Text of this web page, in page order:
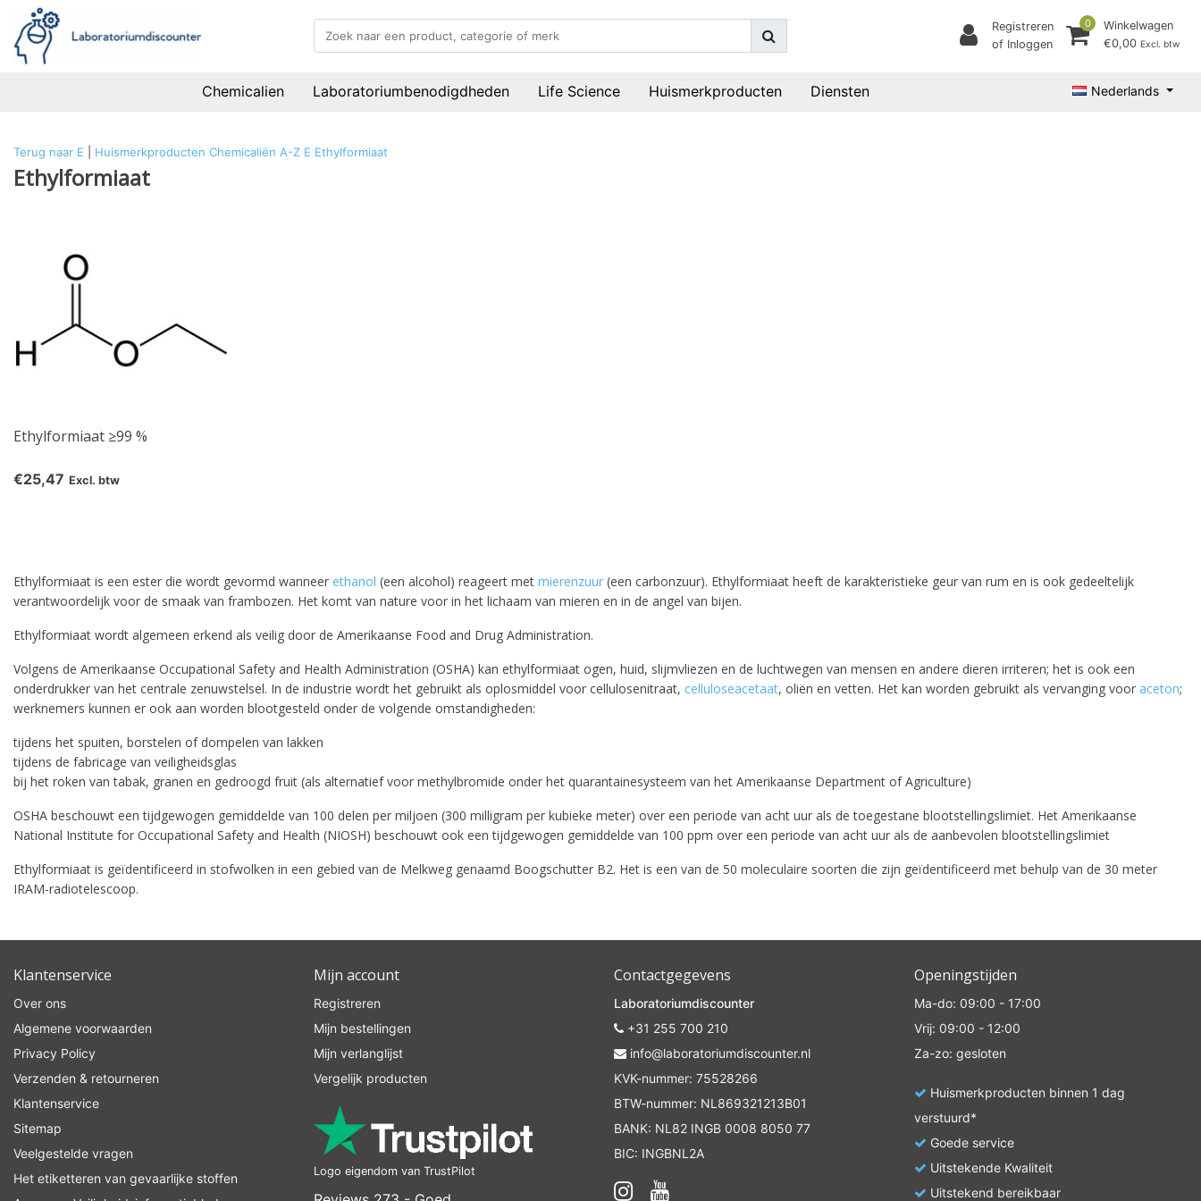
Registreren
of Inloggen
0
Winkelwagen
€0,00 Excl. btw
Chemicalien Laboratoriumbenodigdheden Life Science Huismerkproducten Diensten Nederlands
Terug naar E Huismerkproducten Chemicaliën A-Z E Ethylformiaat
Ethylformiaat
Ethylformiaat ≥99 %
€25,47 Excl. btw
Ethylformiaat is een ester die wordt gevormd wanneer ethanol (een alcohol) reageert met mierenzuur (een carbonzuur). Ethylformiaat heeft de karakteristieke geur van rum en is ook gedeeltelijk
verantwoordelijk voor de smaak van frambozen. Het komt van nature voor in het lichaam van mieren en in de angel van bijen.
Ethylformiaat wordt algemeen erkend als veilig door de Amerikaanse Food and Drug Administration.
Volgens de Amerikaanse Occupational Safety and Health Administration (OSHA) kan ethylformiaat ogen, huid, slijmvliezen en de luchtwegen van mensen en andere dieren irriteren; het is ook een
onderdrukker van het centrale zenuwstelsel. In de industrie wordt het gebruikt als oplosmiddel voor cellulosenitraat, celluloseacetaat, oliën en vetten. Het kan worden gebruikt als vervanging voor aceton;
werknemers kunnen er ook aan worden blootgesteld onder de volgende omstandigheden:
tijdens het spuiten, borstelen of dompelen van lakken
tijdens de fabricage van veiligheidsglas
bij het roken van tabak, granen en gedroogd fruit (als alternatief voor methylbromide onder het quarantainesysteem van het Amerikaanse Department of Agriculture)
OSHA beschouwt een tijdgewogen gemiddelde van 100 delen per miljoen (300 milligram per kubieke meter) over een periode van acht uur als de toegestane blootstellingslimiet. Het Amerikaanse
National Institute for Occupational Safety and Health (NIOSH) beschouwt ook een tijdgewogen gemiddelde van 100 ppm over een periode van acht uur als de aanbevolen blootstellingslimiet
Ethylformiaat is geïdentificeerd in stofwolken in een gebied van de Melkweg genaamd Boogschutter B2. Het is een van de 50 moleculaire soorten die zijn geïdentificeerd met behulp van de 30 meter
IRAM-radiotelescoop.
Klantenservice
Over ons
Algemene voorwaarden
Privacy Policy
Verzenden & retourneren
Klantenservice
Sitemap
Veelgestelde vragen
Het etiketteren van gevaarlijke stoffen
Mijn account
Registreren
Mijn bestellingen
Mijn verlanglijst
Vergelijk producten
Logo eigendom van TrustPilot
Contactgegevens
Laboratoriumdiscounter
+31 255 700 210
info@laboratoriumdiscounter.nl
KVK-nummer: 75528266
BTW-nummer: NL869321213B01
BANK: NL82 INGB 0008 8050 77
BIC: INGBNL2A
Openingstijden
Ma-do: 09:00 - 17:00
Vrij: 09:00 - 12:00
Za-zo: gesloten
Huismerkproducten binnen 1 dag
verstuurd*
Goede service
Uitstekende Kwaliteit
Uitstekend bereikbaar
10% discount on your next order
Sign up for our newsletter to stay informed about our new
products, and receive a 10% discount on your next purchase for all
chemical products from our own brand 😀
Subscribe
Your discount is valid with a minimum order value of €50.00